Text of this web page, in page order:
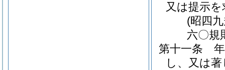
又は提示
(昭四
六〇規
第十一条
し、又は